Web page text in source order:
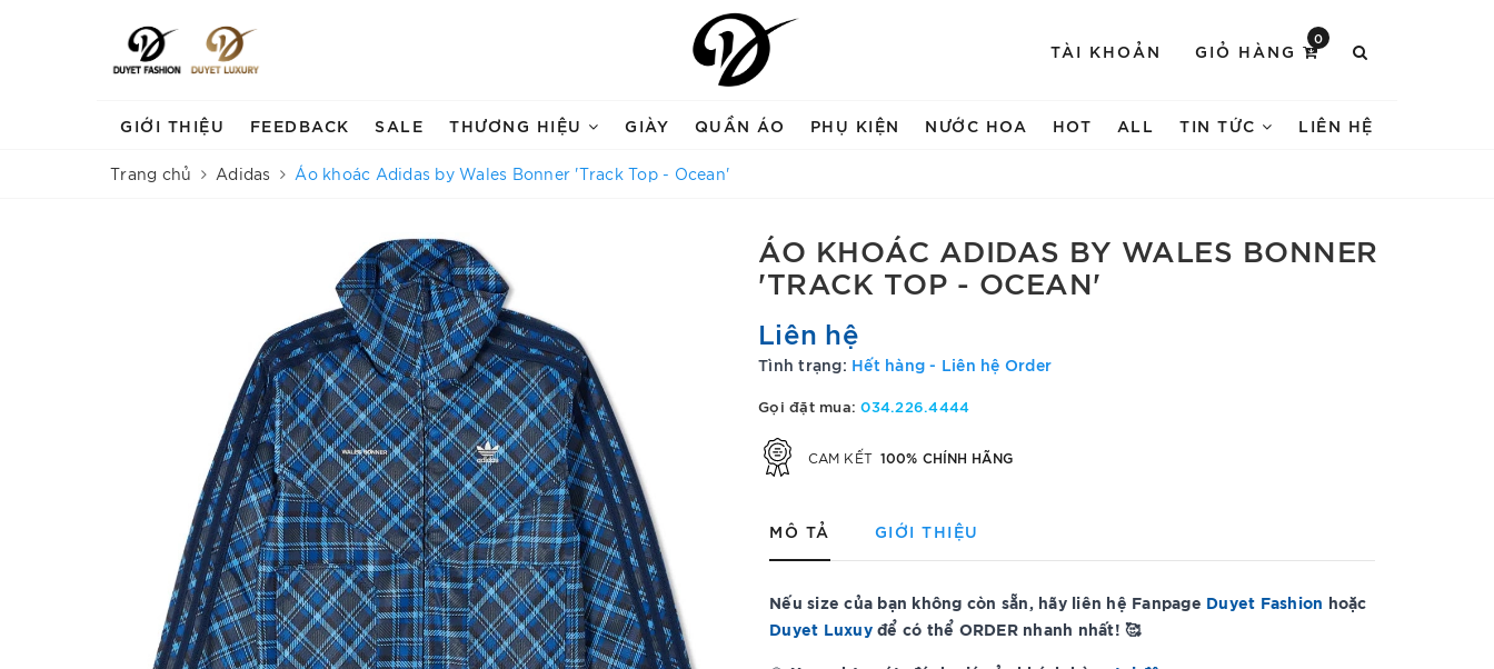
TÀI KHOẢN GIỎ HÀNG
0
GIỚI THIỆU FEEDBACK SALE THƯƠNG HIỆU GIÀY QUẦN ÁO PHỤ KIỆN NƯỚC HOA HOT ALL TIN TỨC LIÊN HỆ
Trang chủ Adidas Áo khoác Adidas by Wales Bonner 'Track Top - Ocean'
ÁO KHOÁC ADIDAS BY WALES BONNER
'TRACK TOP - OCEAN'
Liên hệ
Tình trạng: Hết hàng - Liên hệ Order
Gọi đặt mua:034.226.4444
CAM KẾT 100% CHÍNH HÃNG
MÔ TẢ GIỚI THIỆU
Nếu size của bạn không còn sẵn, hãy liên hệ Fanpage Duyet Fashion hoặc
Duyet Luxuyđể có thể ORDER nhanh nhất! 🥰